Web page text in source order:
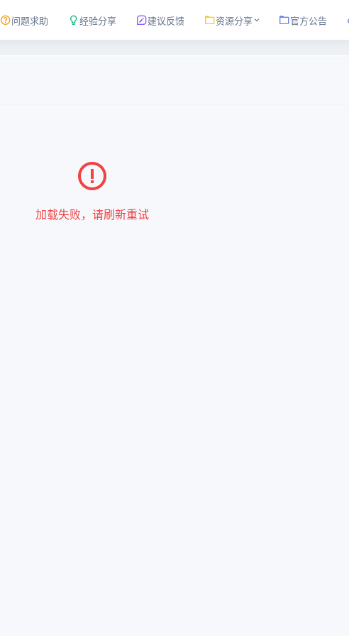
问题求助 经验分享 建议反馈 资源分享 官方公告
加载失败，请刷新重试